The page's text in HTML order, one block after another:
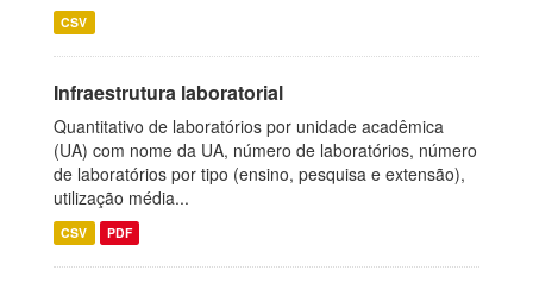
CSV
Infraestrutura laboratorial
Quantitativo de laboratórios por unidade acadêmica
(UA) com nome da UA, número de laboratórios, número
de laboratórios por tipo (ensino, pesquisa e extensão),
utilização média...
CSV PDF